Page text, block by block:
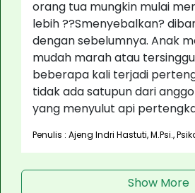
orang tua mungkin mulai
lebih ??Smenyebalkan?
dengan sebelumnya. Anak
mudah marah atau
beberapa kali terjadi
tidak ada satupun dari
yang menyulut api
Penulis : Ajeng Indri Hastuti, M.Psi.,
Show More